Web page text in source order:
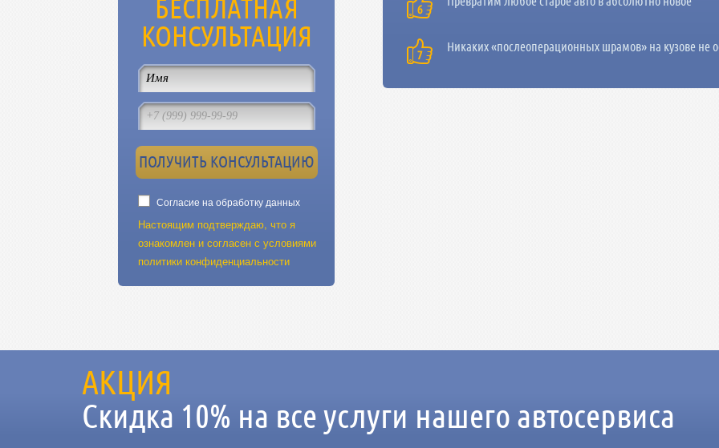
Никаких «послеоперационных шрамов» на кузове не
БЕСПЛАТНАЯ
КОНСУЛЬТАЦИЯ
Согласие на обработку данных
Настоящим подтверждаю, что я
ознакомлен и согласен с условиями
политики конфиденциальности
АКЦИЯ
Скидка 10% на все услуги нашего автосервиса